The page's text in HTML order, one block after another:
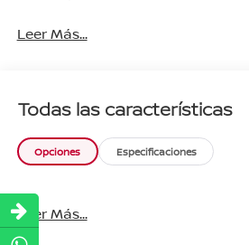
Leer Más...
Todas las características
Opciones Especificaciones
Leer Más...